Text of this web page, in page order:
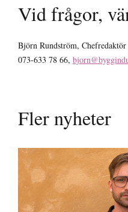
Vid frågor,
Björn Rundström,
073-633 78 66,
Fler nyheter